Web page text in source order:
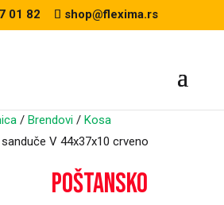
01 82 shop@flexima.rs
/ Brendovi/ Kosa
V 44x37x10 crveno
Poštansko